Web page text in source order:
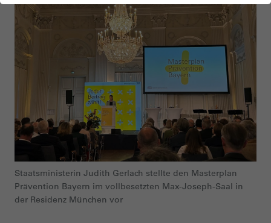
Staatsministerin Judith Gerlach stellte den Masterplan
Prävention Bayern im vollbesetzten Max-Joseph-Saal in
der Residenz München vor